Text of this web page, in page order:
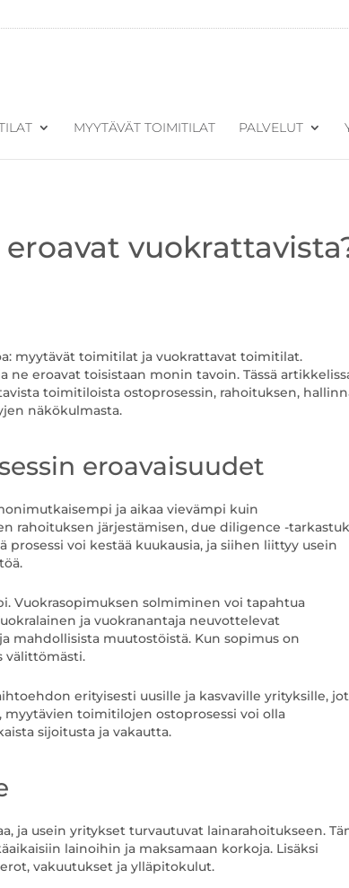
MYYTÄVÄT TOIMITILAT PALVELUT
myytävät toimitilat ja vuokrattavat toimitilat.
eroavat toisistaan monin tavoin. Tässä
toimitiloista ostoprosessin, rahoituksen,
näkökulmasta.
eroavaisuudet
ja aikaa vievämpi kuin
rahoituksen järjestämisen, due diligence -
voi kestää kuukausia, ja siihen liittyy usein
Vuokrasopimuksen solmiminen voi tapahtua
ja vuokranantaja neuvottelevat
mahdollisista muutostöistä. Kun sopimus on
välittömästi.
erityisesti uusille ja kasvaville yrityksille,
toimitilojen ostoprosessi voi olla
sijoitusta ja vakautta.
ja usein yritykset turvautuvat lainarahoitukseen.
lainoihin ja maksamaan korkoja. Lisäksi
vakuutukset ja ylläpitokulut.